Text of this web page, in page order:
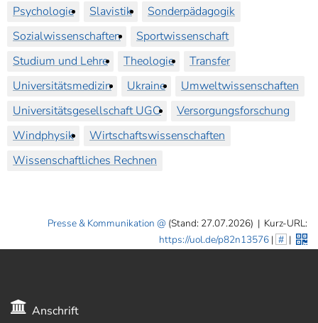
Psychologie
Slavistik
Sonderpädagogik
Sozialwissenschaften
Sportwissenschaft
Studium und Lehre
Theologie
Transfer
Universitätsmedizin
Ukraine
Umweltwissenschaften
Universitätsgesellschaft UGO
Versorgungsforschung
Windphysik
Wirtschaftswissenschaften
Wissenschaftliches Rechnen
Presse & Kommunikation (Stand: 27.07.2026) | Kurz-URL:
https://uol.de/p82n13576| # |
Anschrift